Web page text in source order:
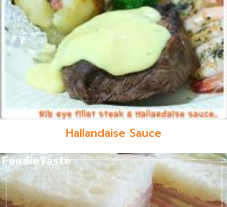
Hallandaise Sauce